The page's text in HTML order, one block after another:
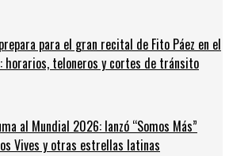
para el gran recital de Fito Páez en el
horarios, teloneros y cortes de tránsito
al Mundial 2026: lanzó “Somos Más”
Vives y otras estrellas latinas